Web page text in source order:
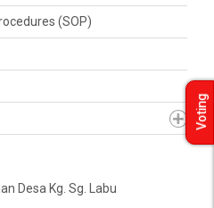
(SOP)
Desa Kg. Sg. Labu
Voting